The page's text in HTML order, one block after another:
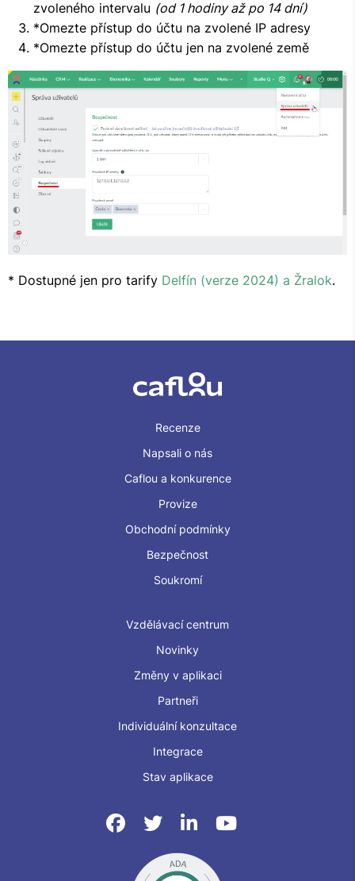
zvoleného intervalu (od 1 hodiny až po 14 dní)
*Omezte přístup do účtu na zvolené IP adresy
*Omezte přístup do účtu jen na zvolené země
* Dostupné jen pro tarify Delfín (verze 2024) a Žralok.
Recenze
Napsali o nás
Caflou a konkurence
Provize
Obchodní podmínky
Bezpečnost
Soukromí
Vzdělávací centrum
Novinky
Změny v aplikaci
Partneři
Individuální konzultace
Integrace
Stav aplikace